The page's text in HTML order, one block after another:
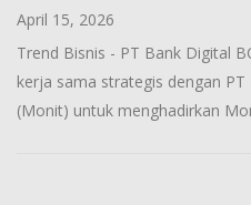
April 15, 2026
Trend Bisnis - PT Bank Digital
kerja sama strategis dengan
(Monit) untuk menghadirkan